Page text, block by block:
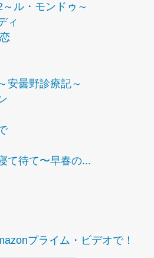
ル・モンドゥ～
ィ
安曇野診療記～
て待て〜早春の...
プライム・ビデオで！